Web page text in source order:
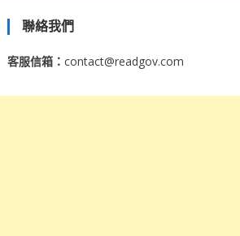
聯絡我們
客服信箱： contact@readgov.com